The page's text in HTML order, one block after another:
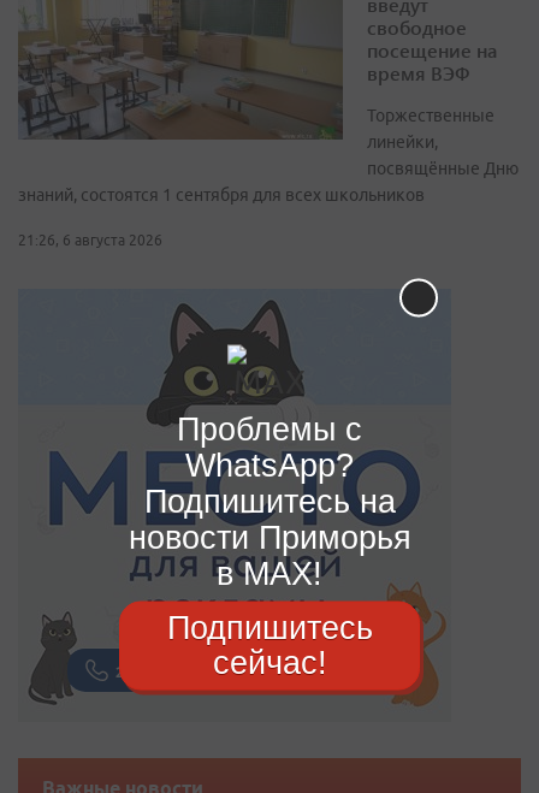
свободное
посещение на
время ВЭФ
Торжественные
линейки,
посвящённые Дню
знаний, состоятся 1 сентября для всех школьников
21:26, 6 августа 2026
Важные новости
Проблемы с
WhatsApp?
Подпишитесь на
новости Приморья
в MAX!
Подпишитесь
сейчас!